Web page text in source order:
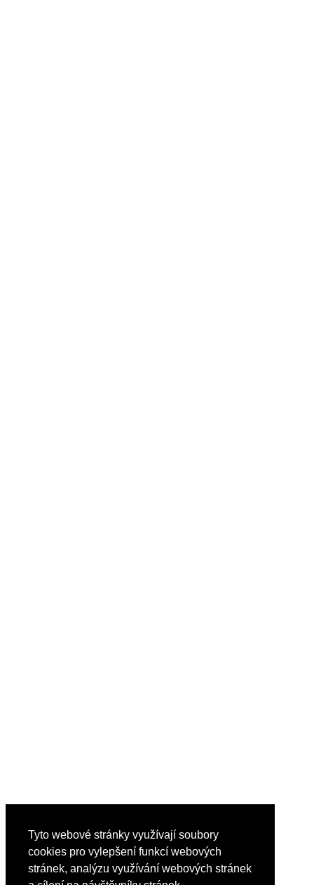
Tyto webové stránky využívají soubory
cookies pro vylepšení funkcí webových
stránek, analýzu využívání webových stránek